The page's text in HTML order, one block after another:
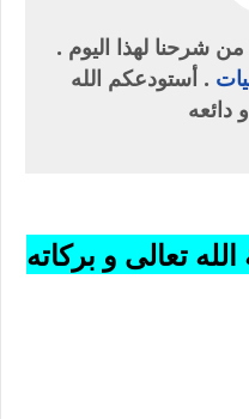
شرحنا لهذا اليوم .
. أستودعكم الله
دائعه
تعالى و بركاته